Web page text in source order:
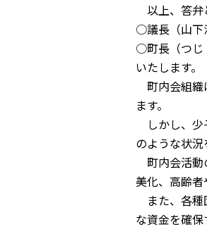
以上、答弁
○議長（山下
○町長（つじ
いたします。
町内会組織
ます。
しかし、少
のような状
町内会活動
美化、高齢者
また、各種
な資金を確保